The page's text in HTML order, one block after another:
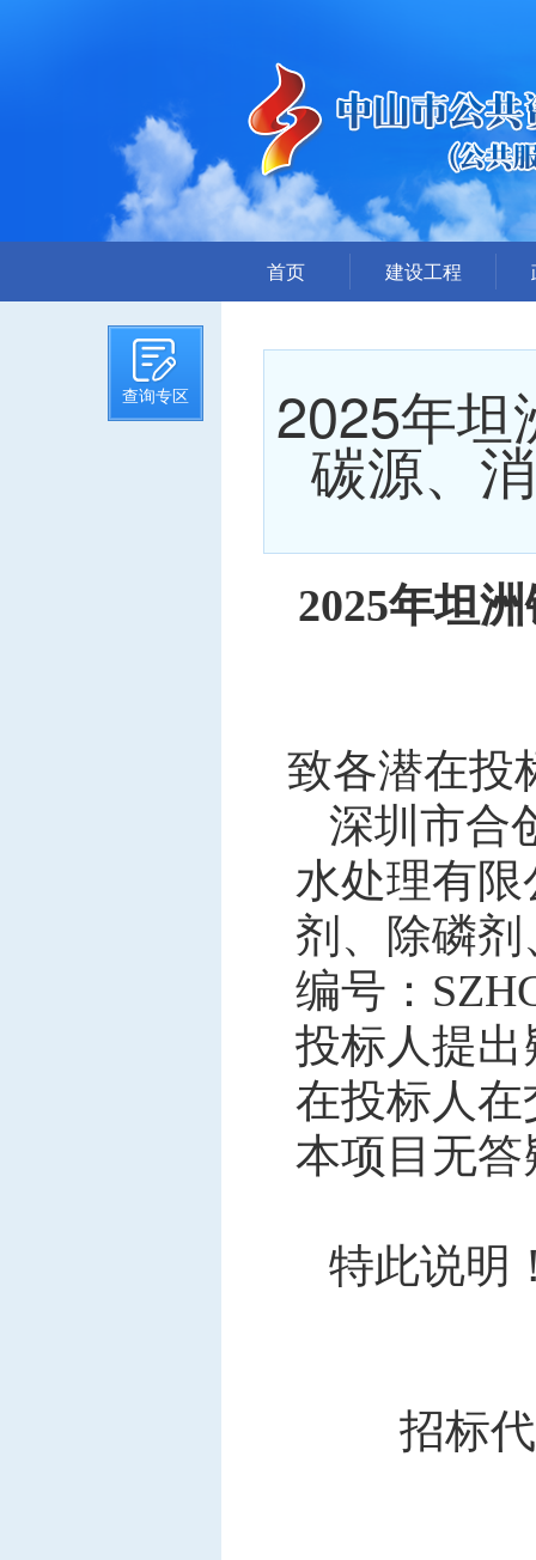
查询专区
首页 建设工程
招标文件提前公示
招标公告
答疑、澄清
评标结果公示
中标信息
项目公告
招投标公开信息
2025年坦
碳源、
2025年坦
致各潜在投
深圳市合
水处理有限
剂、除磷
编号：
投标人提出
在投标人
本项目无
特此说明
招标